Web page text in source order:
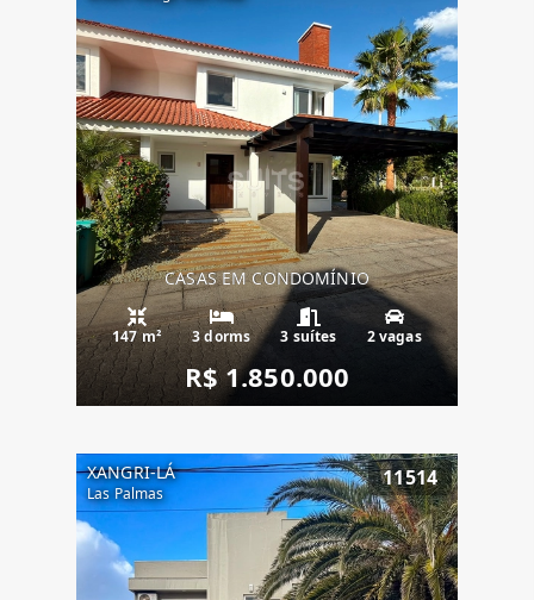
CASAS EM CONDOMÍNIO
147 m² 3 dorms 3 suítes 2 vagas
R$ 1.850.000
XANGRI-LÁ
Las Palmas
11514